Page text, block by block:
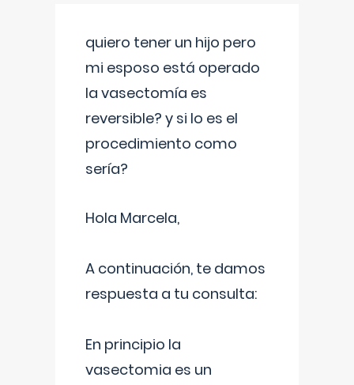
quiero tener un hijo pero
mi esposo está operado
la vasectomía es
reversible? y si lo es el
procedimiento como
sería?
Hola Marcela,
A continuación, te damos
respuesta a tu consulta:
En principio la
vasectomia es un